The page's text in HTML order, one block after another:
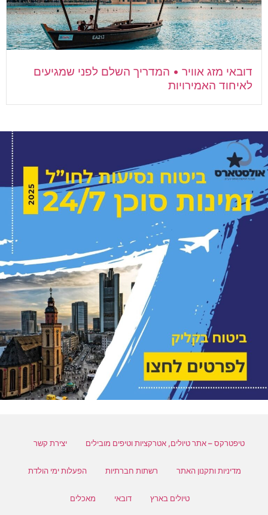
דובאי מזג אוויר • המדריך השלם לפני שמגיעים
לאיחוד האמירויות
טיפטרקס – אתר טיולים, אטרקציות וטיפים מובילים יצירת קשר
מדיניות ותקנון האתר רשתות חברתיות הפעלות ימי הולדת
טיולים בארץ דובאי מאכלים